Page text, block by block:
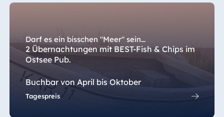
El Sheikh
Albanien
Darf es ein bisschen "Meer" sein...
2 Übernachtungen mit BEST-Fish & Chips im
Ostsee Pub.
Buchbar von April bis Oktober
Tagespreis